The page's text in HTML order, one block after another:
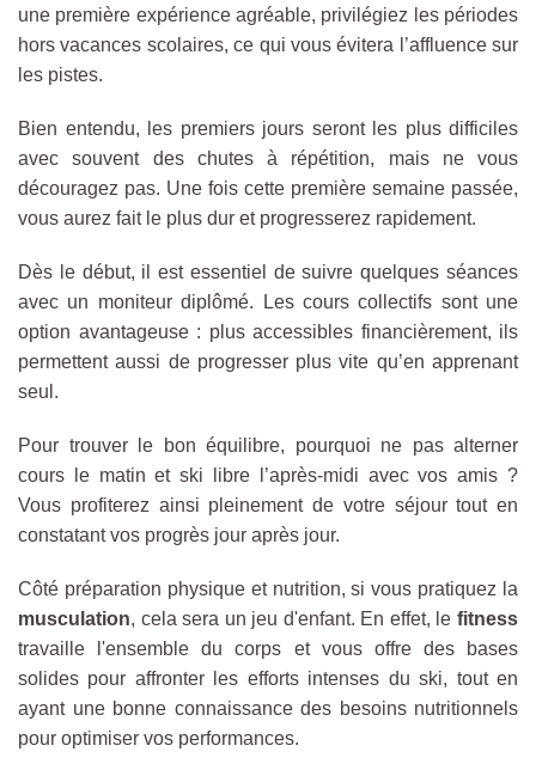
une première expérience agréable, privilégiez les périodes
hors vacances scolaires, ce qui vous évitera l’affluence sur
les pistes.
Bien entendu, les premiers jours seront les plus difficiles
avec souvent des chutes à répétition, mais ne vous
découragez pas. Une fois cette première semaine passée,
vous aurez fait le plus dur et progresserez rapidement.
Dès le début, il est essentiel de suivre quelques séances
avec un moniteur diplômé. Les cours collectifs sont une
option avantageuse : plus accessibles financièrement, ils
permettent aussi de progresser plus vite qu’en apprenant
seul.
Pour trouver le bon équilibre, pourquoi ne pas alterner
cours le matin et ski libre l’après-midi avec vos amis ?
Vous profiterez ainsi pleinement de votre séjour tout en
constatant vos progrès jour après jour.
Côté préparation physique et nutrition, si vous pratiquez la
musculation, cela sera un jeu d'enfant. En effet, le fitness
travaille l'ensemble du corps et vous offre des bases
solides pour affronter les efforts intenses du ski, tout en
ayant une bonne connaissance des besoins nutritionnels
pour optimiser vos performances.